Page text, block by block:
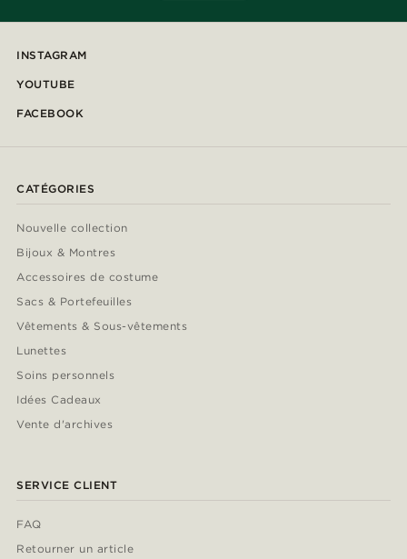
INSTAGRAM
YOUTUBE
FACEBOOK
CATÉGORIES
Nouvelle collection
Bijoux & Montres
Accessoires de costume
Sacs & Portefeuilles
Vêtements & Sous-vêtements
Lunettes
Soins personnels
Idées Cadeaux
Vente d'archives
SERVICE CLIENT
FAQ
Retourner un article